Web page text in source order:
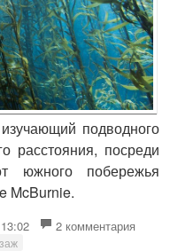
подводного
расстояния, посреди
южного побережья
McBurnie.
2 комментария